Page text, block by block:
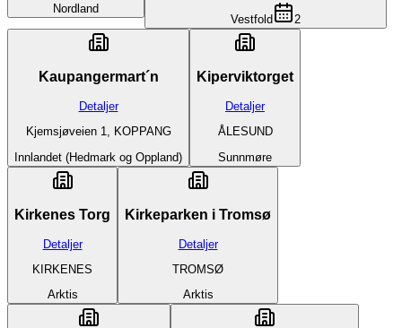
Nordland
Vestfold 2
Kaupangermart´n
Detaljer
Kjemsjøveien 1, KOPPANG
Innlandet (Hedmark og Oppland)
Kiperviktorget
Detaljer
ÅLESUND
Sunnmøre
Kirkenes Torg
Detaljer
KIRKENES
Arktis
Kirkeparken i Tromsø
Detaljer
TROMSØ
Arktis